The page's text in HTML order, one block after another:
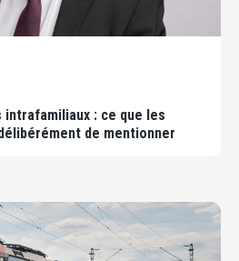
: ce que les
de mentionner